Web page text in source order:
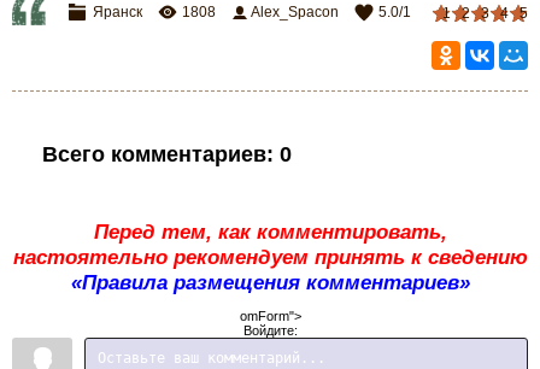
1 2 3 4 5
Яранск 1808 Alex_Spacon 5.0/1
Всего комментариев: 0
Перед тем, как комментировать,
настоятельно рекомендуем принять к сведению
«Правила размещения комментариев»
omForm">
Войдите: